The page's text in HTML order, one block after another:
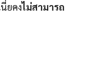
ยคงไม่สามารถ